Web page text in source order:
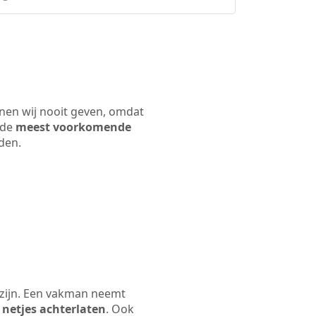
wij nooit geven, omdat
meest voorkomende
Een vakman neemt
achterlaten. Ook